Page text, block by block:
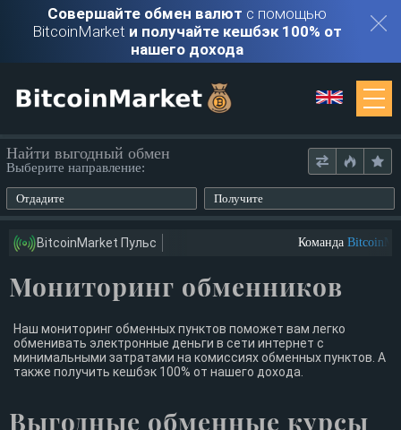
Совершайте обмен валют с помощью
BitcoinMarket и получайте кешбэк 100% от
нашего дохода
Обменники
Войти
Регистрация
Найти выгодный обмен
Выберите направление:
Отдадите Получите
BitcoinMarket Пульс Команда
Мониторинг обменников
Наш мониторинг обменных пунктов поможет вам легко
обменивать электронные деньги в сети интернет с
минимальными затратами на комиссиях обменных пунктов. А
также получить кешбэк 100% от нашего дохода.
Выгодные обменные курсы